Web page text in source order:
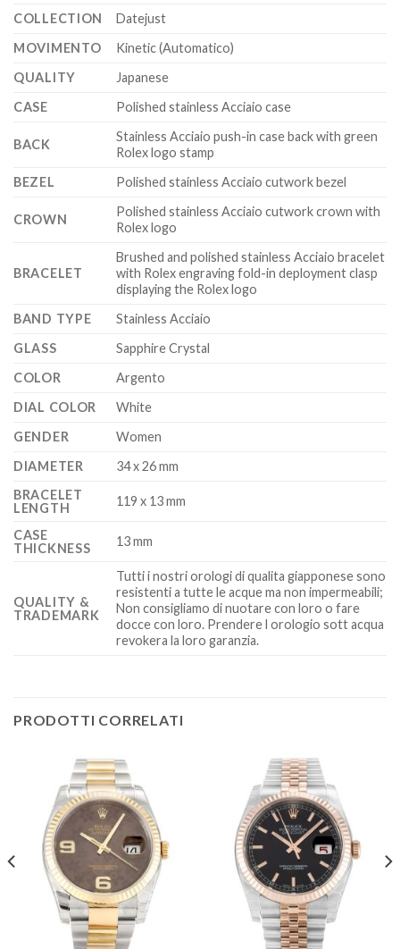
COLLECTION
Datejust
MOVIMENTO
Kinetic (Automatico)
QUALITY
Japanese
CASE
Polished stainless Acciaio case
BACK
Stainless Acciaio push-in case back with green
Rolex logo stamp
BEZEL
Polished stainless Acciaio cutwork bezel
CROWN
Polished stainless Acciaio cutwork crown with
Rolex logo
BRACELET
Brushed and polished stainless Acciaio bracelet
with Rolex engraving fold-in deployment clasp
displaying the Rolex logo
BAND TYPE
Stainless Acciaio
GLASS
Sapphire Crystal
COLOR
Argento
DIAL COLOR
White
GENDER
Women
DIAMETER
34 x 26 mm
BRACELET
LENGTH
119 x 13 mm
CASE
THICKNESS
13 mm
QUALITY &
TRADEMARK
Tutti i nostri orologi di qualita giapponese sono
resistenti a tutte le acque ma non impermeabili;
Non consigliamo di nuotare con loro o fare
docce con loro. Prendere l orologio sott acqua
revokera la loro garanzia.
PRODOTTI CORRELATI